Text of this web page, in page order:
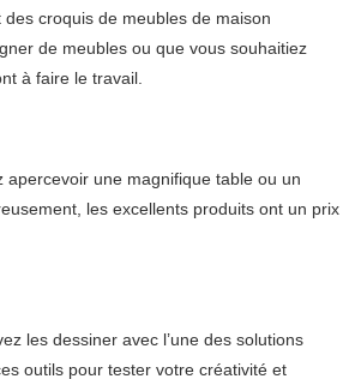
croquis de meubles de maison
de meubles ou que vous souhaitiez
à faire le travail.
une magnifique table ou un
les excellents produits ont un prix
les dessiner avec l’une des solutions
outils pour tester votre créativité et